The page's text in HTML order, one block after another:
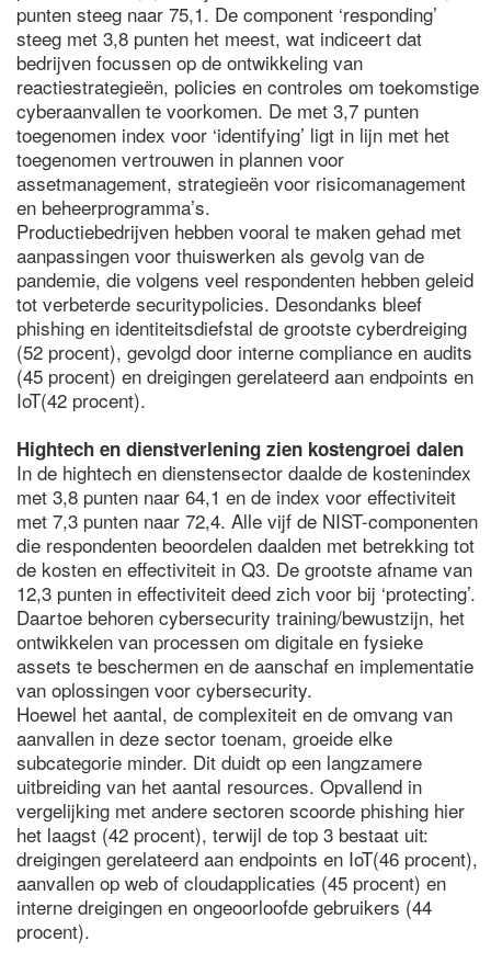
punten steeg naar 75,1. De component ‘responding’
steeg met 3,8 punten het meest, wat indiceert dat
bedrijven focussen op de ontwikkeling van
reactiestrategieën, policies en controles om toekomstige
cyberaanvallen te voorkomen. De met 3,7 punten
toegenomen index voor ‘identifying’ ligt in lijn met het
toegenomen vertrouwen in plannen voor
assetmanagement, strategieën voor risicomanagement
en beheerprogramma’s.
Productiebedrijven hebben vooral te maken gehad met
aanpassingen voor thuiswerken als gevolg van de
pandemie, die volgens veel respondenten hebben geleid
tot verbeterde securitypolicies. Desondanks bleef
phishing en identiteitsdiefstal de grootste cyberdreiging
(52 procent), gevolgd door interne compliance en audits
(45 procent) en dreigingen gerelateerd aan endpoints en
IoT(42 procent).
Hightech en dienstverlening zien kostengroei dalen
In de hightech en dienstensector daalde de kostenindex
met 3,8 punten naar 64,1 en de index voor effectiviteit
met 7,3 punten naar 72,4. Alle vijf de NIST-componenten
die respondenten beoordelen daalden met betrekking tot
de kosten en effectiviteit in Q3. De grootste afname van
12,3 punten in effectiviteit deed zich voor bij ‘protecting’.
Daartoe behoren cybersecurity training/bewustzijn, het
ontwikkelen van processen om digitale en fysieke
assets te beschermen en de aanschaf en implementatie
van oplossingen voor cybersecurity.
Hoewel het aantal, de complexiteit en de omvang van
aanvallen in deze sector toenam, groeide elke
subcategorie minder. Dit duidt op een langzamere
uitbreiding van het aantal resources. Opvallend in
vergelijking met andere sectoren scoorde phishing hier
het laagst (42 procent), terwijl de top 3 bestaat uit:
dreigingen gerelateerd aan endpoints en IoT(46 procent),
aanvallen op web of cloudapplicaties (45 procent) en
interne dreigingen en ongeoorloofde gebruikers (44
procent).